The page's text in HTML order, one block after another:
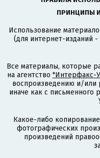
ПРИНЦИПЫ
Использование
(для интернет-изданий
Все материалы, которые
на агентство "Интерфакс-
воспроизведению и/
иначе как с письменного
Какое-либо
фотографических
произведений